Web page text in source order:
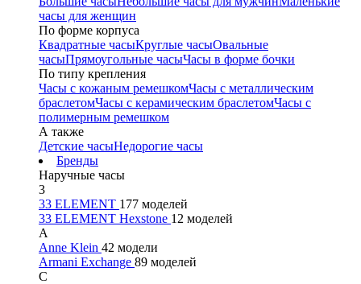
часы для женщин
По форме корпуса
Квадратные часыКруглые часыОвальные
часыПрямоугольные часыЧасы в форме бочки
По типу крепления
Часы с кожаным ремешкомЧасы с металлическим
браслетомЧасы с керамическим браслетомЧасы с
полимерным ремешком
А также
Детские часыНедорогие часы
Бренды
Наручные часы
3
33 ELEMENT 177 моделей
33 ELEMENT Hexstone 12 моделей
A
Anne Klein 42 модели
Armani Exchange 89 моделей
C